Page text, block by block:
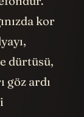
kor
dürtüsü,
ardı